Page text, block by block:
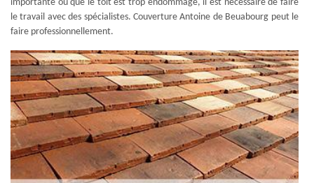
importante ou que le toit est trop endommagé, il est nécessaire de faire
le travail avec des spécialistes. Couverture Antoine de Beuabourg peut le
faire professionnellement.